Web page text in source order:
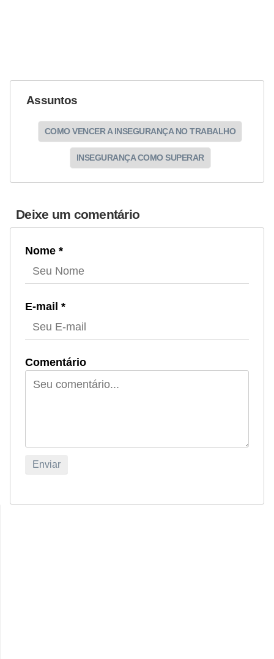
Assuntos
COMO VENCER A INSEGURANÇA NO TRABALHO
INSEGURANÇA COMO SUPERAR
Deixe um comentário
Nome *
E-mail *
Comentário